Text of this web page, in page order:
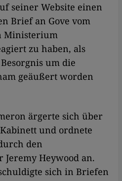
seiner Website einen
Brief an Gove vom
Ministerium
zu haben, als
um die
geäußert worden
ärgerte sich über
und ordnete
den
Heywood an.
sich in Briefen